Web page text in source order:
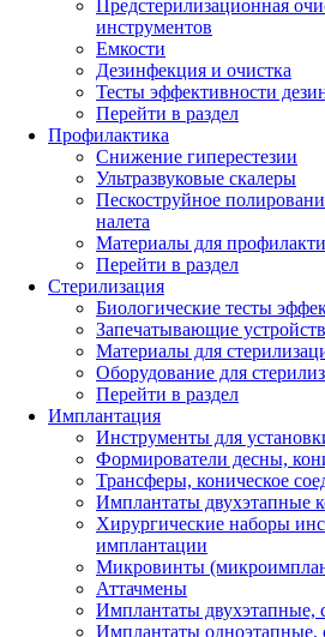
Предстерилизационная
инструментов
Емкости
Дезинфекция и очистка
Тесты эффективности
Перейти в раздел
Профилактика
Снижение гиперестезии
Ультразвуковые скалеры
Пескоструйное
налета
Материалы для
Перейти в раздел
Стерилизация
Биологические тесты
Запечатывающие
Материалы для
Оборудование для
Перейти в раздел
Имплантация
Инструменты для
Формирователи десны,
Трансферы, коническое
Имплантаты двухэтапные
Хирургические наборы
имплантации
Микровинты
Аттачмены
Имплантаты двухэтапные,
Имплантаты одноэтапные,